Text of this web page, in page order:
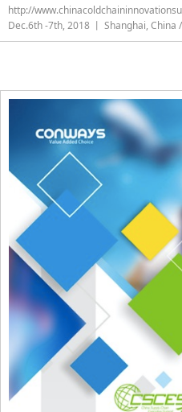
http://
Dec.6th -7th, 2018 丨 Shanghai, China